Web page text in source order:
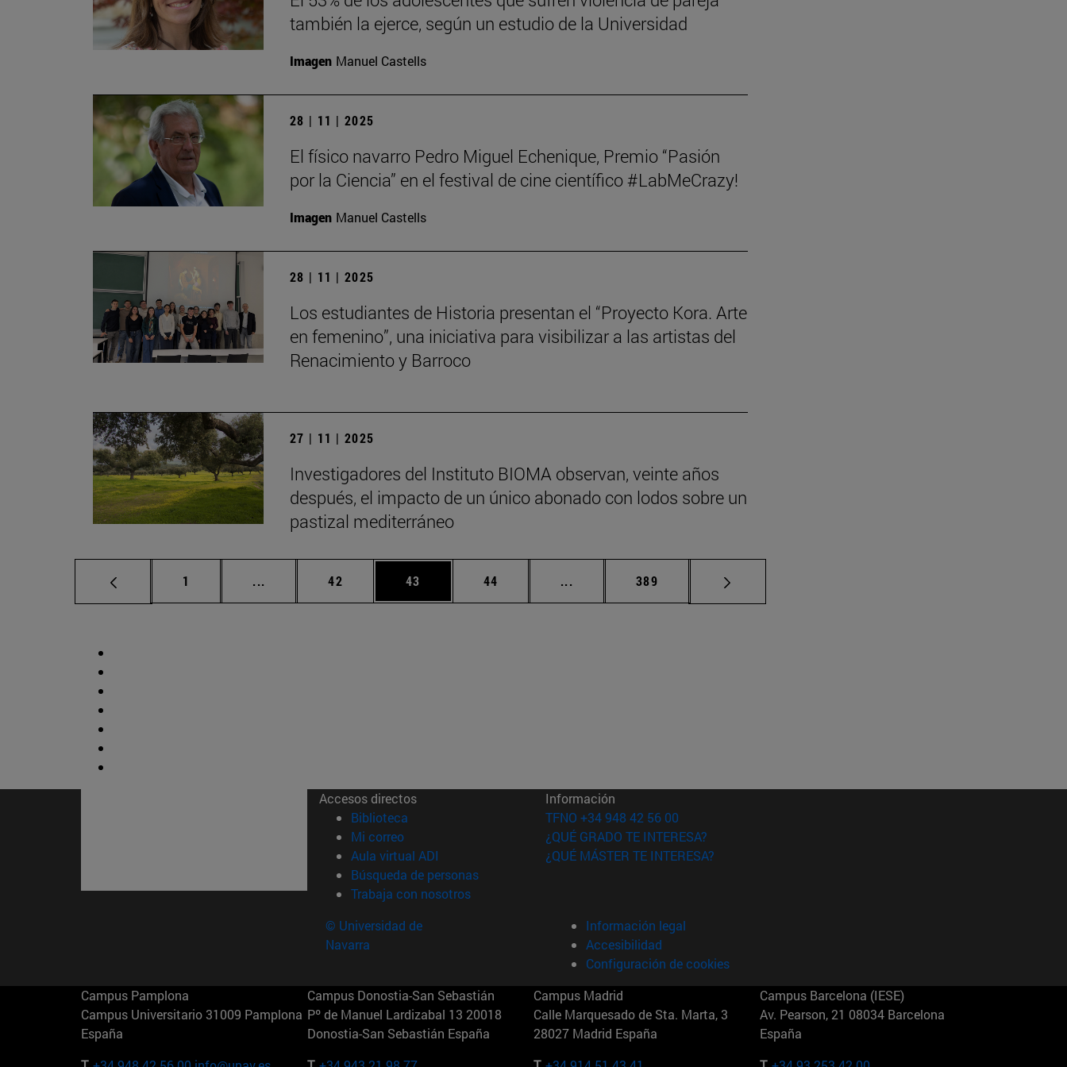
también la ejerce, según un estudio de la Universidad
Imagen Manuel Castells
28 | 11 | 2025
El físico navarro Pedro Miguel Echenique, Premio “Pasión
por la Ciencia” en el festival de cine científico #LabMeCrazy!
Imagen Manuel Castells
28 | 11 | 2025
Los estudiantes de Historia presentan el “Proyecto Kora. Arte
en femenino”, una iniciativa para visibilizar a las artistas del
Renacimiento y Barroco
27 | 11 | 2025
Investigadores del Instituto BIOMA observan, veinte años
después, el impacto de un único abonado con lodos sobre un
pastizal mediterráneo
Página
1 ... Páginas intermedias Use TAB para desplazarse.
Página
42 Página
43 Página
44 ... Páginas intermedias Use TAB para desplazarse.
Página
389
Accesos directos
Biblioteca (abre en nueva ventana)
Mi correo(abre en nueva ventana)
Aula virtual ADI (abre en nueva ventana)
Búsqueda de personas(abre en nueva ventana)
Trabaja con nosotros(abre en nueva ventana)
Información
TFNO +34 948 42 56 00
¿QUÉ GRADO TE INTERESA?
¿QUÉ MÁSTER TE INTERESA?
© Universidad de
Navarra
Información legal
Accesibilidad
Configuración de cookies
Campus Pamplona
Campus Universitario 31009 Pamplona
España
Campus Donostia-San Sebastián
Pº de Manuel Lardizabal 13 20018
Donostia-San Sebastián España
Campus Madrid
Calle Marquesado de Sta. Marta, 3
28027 Madrid España
Campus Barcelona (IESE)
Av. Pearson, 21 08034 Barcelona
España